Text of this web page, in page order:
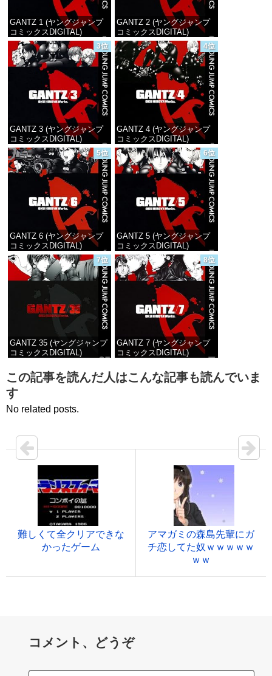
GANTZ 1 (ヤングジャンプ
コミックスDIGITAL)
価格：¥100
GANTZ 2 (ヤングジャンプ
コミックスDIGITAL)
価格：¥100
3位
GANTZ 3 (ヤングジャンプ
コミックスDIGITAL)
価格：¥100
4位
GANTZ 4 (ヤングジャンプ
コミックスDIGITAL)
価格：¥100
5位
GANTZ 6 (ヤングジャンプ
コミックスDIGITAL)
価格：¥100
6位
GANTZ 5 (ヤングジャンプ
コミックスDIGITAL)
価格：¥100
7位
GANTZ 35 (ヤングジャンプ
コミックスDIGITAL)
価格：¥100
8位
GANTZ 7 (ヤングジャンプ
コミックスDIGITAL)
価格：¥100
この記事を読んだ人はこんな記事も読んでいま
す
No related posts.
難しくて全クリアできな
かったゲーム
アマガミの森島先輩にガ
チ恋してた奴ｗｗｗｗｗ
ｗｗ
コメント、どうぞ